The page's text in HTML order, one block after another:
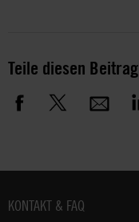
Teile diesen Beitrag
Fußbereich
KONTAKT & FAQ